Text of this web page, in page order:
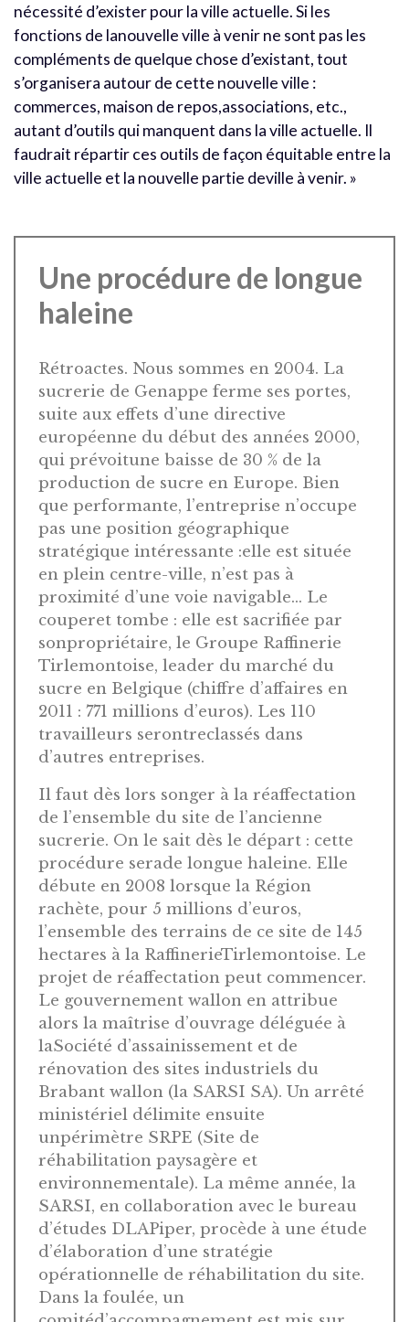
nécessité d’exister pour la ville actuelle. Si les
fonctions de lanouvelle ville à venir ne sont pas les
compléments de quelque chose d’existant, tout
s’organisera autour de cette nouvelle ville :
commerces, maison de repos,associations, etc.,
autant d’outils qui manquent dans la ville actuelle. Il
faudrait répartir ces outils de façon équitable entre la
ville actuelle et la nouvelle partie deville à venir. »
Une procédure de longue
haleine
Rétroactes. Nous sommes en 2004. La
sucrerie de Genappe ferme ses portes,
suite aux effets d’une directive
européenne du début des années 2000,
qui prévoitune baisse de 30 % de la
production de sucre en Europe. Bien
que performante, l’entreprise n’occupe
pas une position géographique
stratégique intéressante :elle est située
en plein centre-ville, n’est pas à
proximité d’une voie navigable… Le
couperet tombe : elle est sacrifiée par
sonpropriétaire, le Groupe Raffinerie
Tirlemontoise, leader du marché du
sucre en Belgique (chiffre d’affaires en
2011 : 771 millions d’euros). Les 110
travailleurs serontreclassés dans
d’autres entreprises.
Il faut dès lors songer à la réaffectation
de l’ensemble du site de l’ancienne
sucrerie. On le sait dès le départ : cette
procédure serade longue haleine. Elle
débute en 2008 lorsque la Région
rachète, pour 5 millions d’euros,
l’ensemble des terrains de ce site de 145
hectares à la RaffinerieTirlemontoise. Le
projet de réaffectation peut commencer.
Le gouvernement wallon en attribue
alors la maîtrise d’ouvrage déléguée à
laSociété d’assainissement et de
rénovation des sites industriels du
Brabant wallon (la SARSI SA). Un arrêté
ministériel délimite ensuite
unpérimètre SRPE (Site de
réhabilitation paysagère et
environnementale). La même année, la
SARSI, en collaboration avec le bureau
d’études DLAPiper, procède à une étude
d’élaboration d’une stratégie
opérationnelle de réhabilitation du site.
Dans la foulée, un